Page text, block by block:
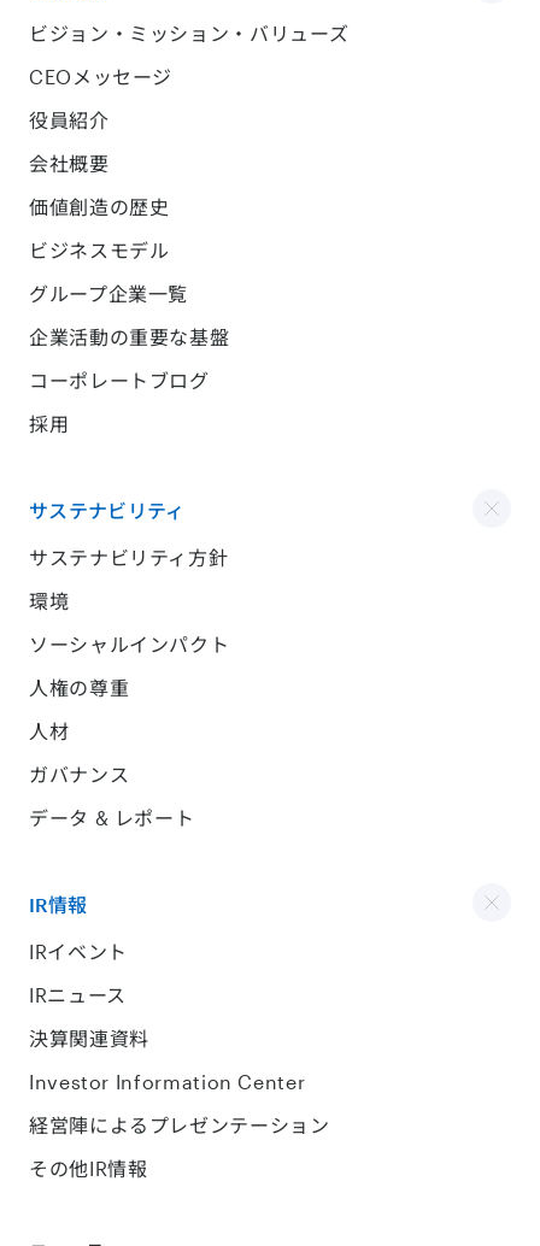
ビジョン・ミッション・バリューズ
CEOメッセージ
役員紹介
会社概要
価値創造の歴史
ビジネスモデル
グループ企業一覧
企業活動の重要な基盤
コーポレートブログ
採用
サステナビリティ
サステナビリティ方針
環境
ソーシャルインパクト
人権の尊重
人材
ガバナンス
データ & レポート
IR情報
IRイベント
IRニュース
決算関連資料
Investor Information Center
経営陣によるプレゼンテーション
その他IR情報